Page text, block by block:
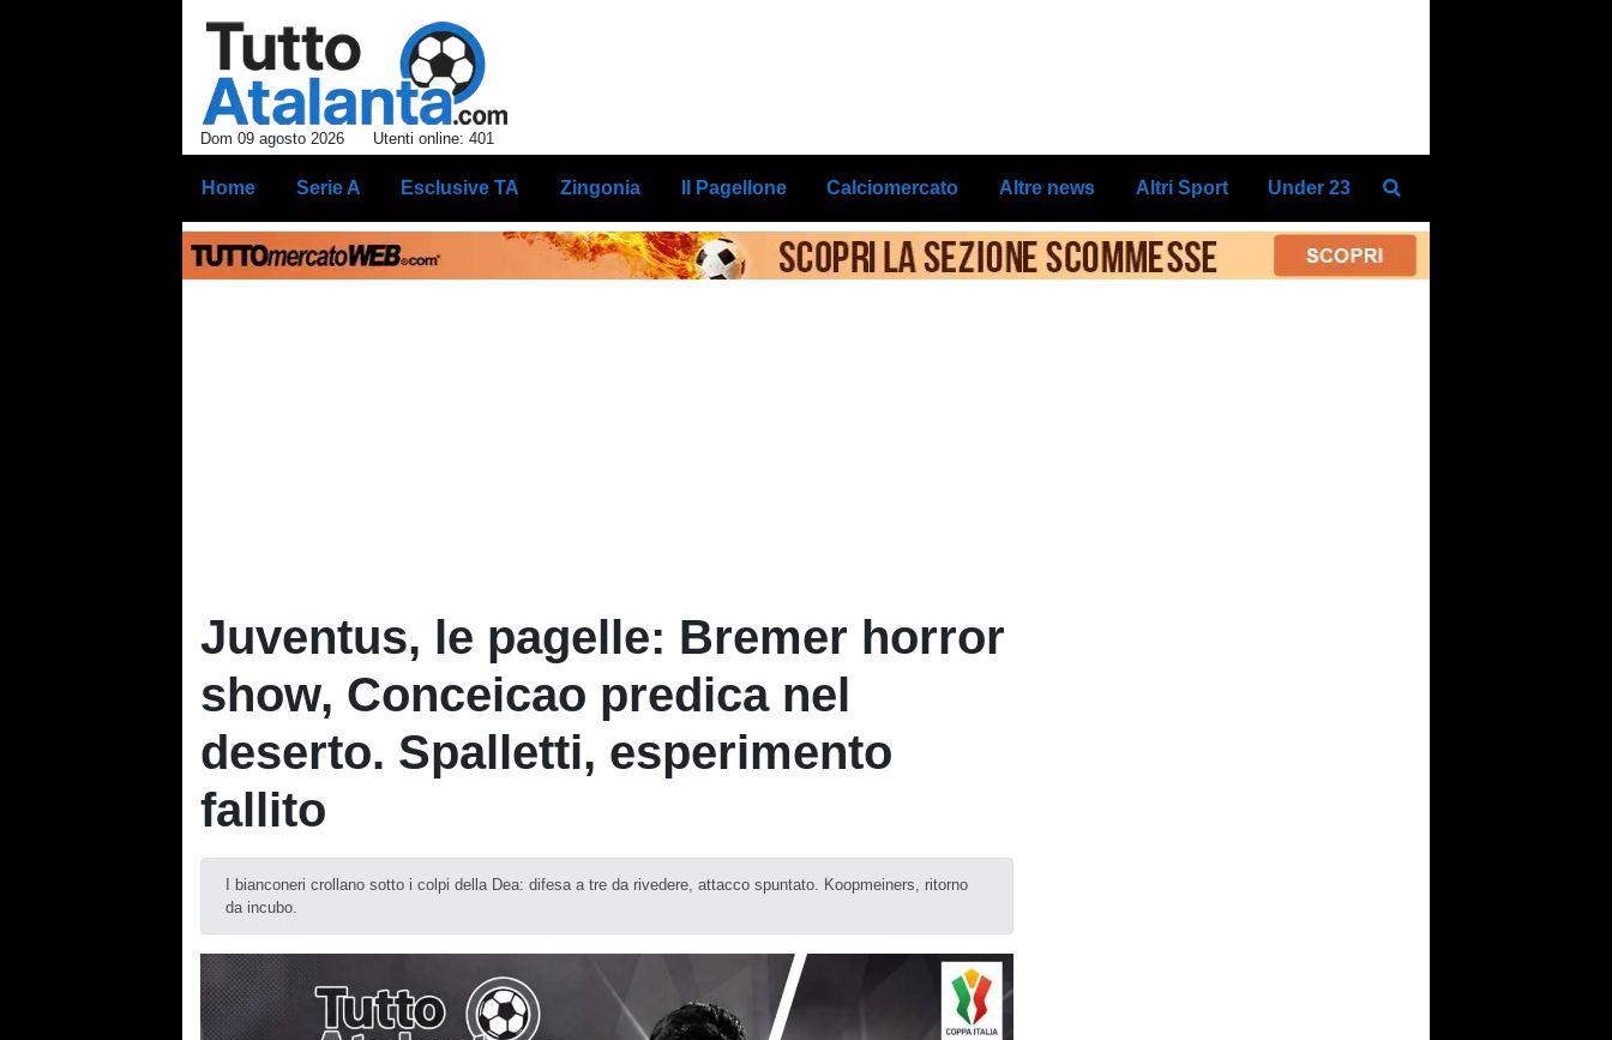
Dom 09 agosto 2026 Utenti online: 401
Home Serie A Esclusive TA Zingonia Il Pagellone Calciomercato Altre news Altri Sport Under 23
Juventus, le pagelle: Bremer horror
show, Conceicao predica nel
deserto. Spalletti, esperimento
fallito
I bianconeri crollano sotto i colpi della Dea: difesa a tre da rivedere, attacco spuntato. Koopmeiners, ritorno
da incubo.